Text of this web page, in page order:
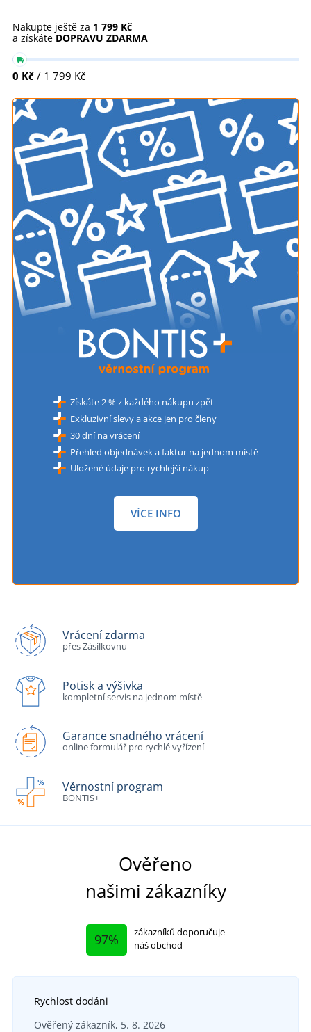
Nakupte ještě za 1 799 Kč
a získáte DOPRAVU ZDARMA
0 Kč / 1 799 Kč
Získáte 2 % z každého nákupu zpět
Exkluzivní slevy a akce jen pro členy
30 dní na vrácení
Přehled objednávek a faktur na jednom místě
Uložené údaje pro rychlejší nákup
VÍCE INFO
Vrácení zdarma
přes Zásilkovnu
Potisk a výšivka
kompletní servis na jednom místě
Garance snadného vrácení
online formulář pro rychlé vyřízení
Věrnostní program
BONTIS+
Ověřeno
našimi zákazníky
97%
zákazníků doporučuje
náš obchod
Rychlost dodáni
Ověřený zákazník, 5. 8. 2026